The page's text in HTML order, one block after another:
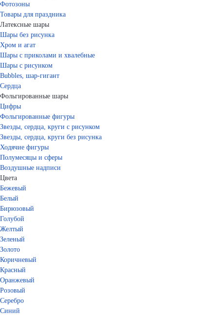
Фотозоны
Товары для праздника
Латексные шары
Шары без рисунка
Хром и агат
Шары с приколами и хвалебные
Шары с рисунком
Bubbles, шар-гигант
Сердца
Фольгированные шары
Цифры
Фольгированные фигуры
Звезды, сердца, круги с рисунком
Звезды, сердца, круги без рисунка
Ходячие фигуры
Полумесяцы и сферы
Воздушные надписи
Цвета
Бежевый
Белый
Бирюзовый
Голубой
Желтый
Зеленый
Золото
Коричневый
Красный
Оранжевый
Розовый
Серебро
Синий